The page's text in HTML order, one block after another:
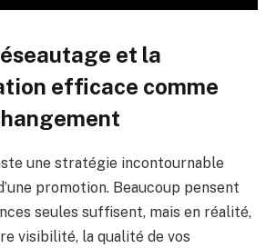
et la
efficace comme
une stratégie incontournable
promotion. Beaucoup pensent
seules suffisent, mais en réalité,
visibilité, la qualité de vos